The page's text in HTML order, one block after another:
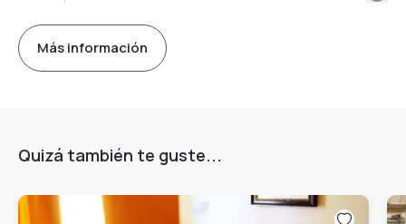
Más información
Quizá también te guste...